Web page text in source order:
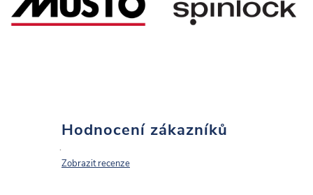
Hodnocení zákazníků
Zobrazit recenze